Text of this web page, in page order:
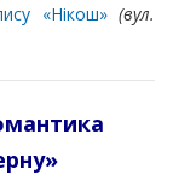
«Нікош» (вул.